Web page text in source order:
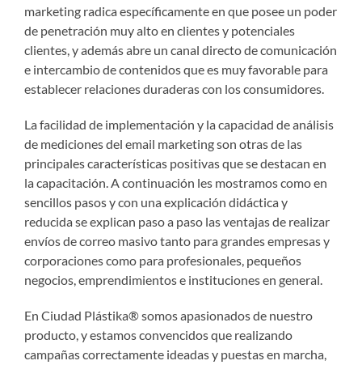
marketing radica específicamente en que posee un poder
de penetración muy alto en clientes y potenciales
clientes, y además abre un canal directo de comunicación
e intercambio de contenidos que es muy favorable para
establecer relaciones duraderas con los consumidores.
La facilidad de implementación y la capacidad de análisis
de mediciones del email marketing son otras de las
principales características positivas que se destacan en
la capacitación. A continuación les mostramos como en
sencillos pasos y con una explicación didáctica y
reducida se explican paso a paso las ventajas de realizar
envíos de correo masivo tanto para grandes empresas y
corporaciones como para profesionales, pequeños
negocios, emprendimientos e instituciones en general.
En Ciudad Plástika® somos apasionados de nuestro
producto, y estamos convencidos que realizando
campañas correctamente ideadas y puestas en marcha,